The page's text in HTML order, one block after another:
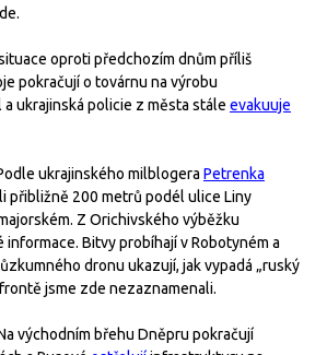
oproti předchozím dnům příliš
pokračují o továrnu na výrobu
ukrajinská policie z města stále evakuuje
ukrajinského milblogera Petrenka
přibližně 200 metrů podél ulice Liny
Z Orichivského výběžku
informace. Bitvy probíhají v Robotyném a
dronu ukazují, jak vypadá „ruský
jsme zde nezaznamenali.
východním břehu Dněpru pokračují